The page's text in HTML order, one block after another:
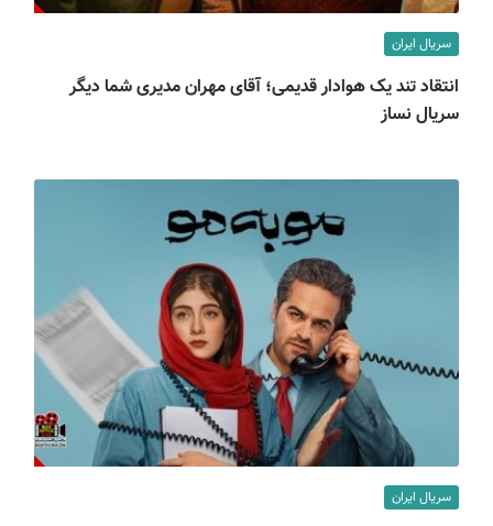
سریال ایران
انتقاد تند یک هوادار قدیمی؛ آقای مهران مدیری شما دیگر
سریال نساز
سریال ایران